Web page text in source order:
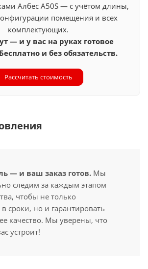
Албес A50S — с учётом длины,
помещения и всех
комплектующих.
— и у вас на руках готовое
и без обязательств.
Рассчитать стоимость
— и ваш заказ готов. Мы
следим за каждым этапом
чтобы не только
сроки, но и гарантировать
качество. Мы уверены, что
устроит!